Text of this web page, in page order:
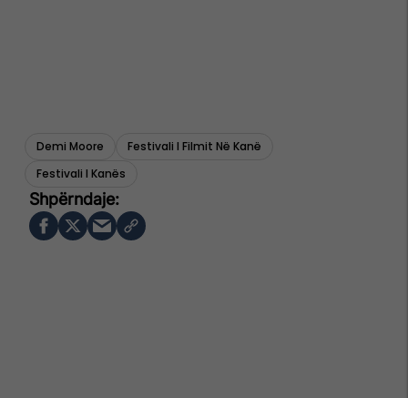
Demi Moore
Festivali I Filmit Në Kanë
Festivali I Kanës